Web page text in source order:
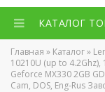
КАТАЛОГ
Главная » Каталог»
10210U (up to 4.2Ghz),
Geforce MX330 2GB
Cam, DOS, Eng-Rus